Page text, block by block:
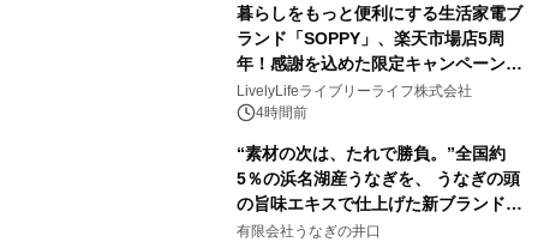
アーティストを フィーチャーしたアニ
メーションを公開～
暮らしをもっと便利にする生活家電ブ
ランド「SOPPY」、楽天市場店5周
年！感謝を込めた限定キャンペーンを
8月10日より開催
LivelyLifeライブリーライフ株式会社
4時間前
“素材の次は、たれで勝負。”全国約
5％の浜名湖産うなぎを、 うなぎの頭
の旨味エキスで仕上げた新ブランド
「井口の誉」誕生
有限会社うなぎの井口